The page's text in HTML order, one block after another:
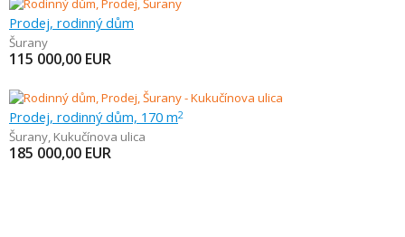
Prodej, rodinný dům
Šurany
115 000,00 EUR
Prodej, rodinný dům, 170 m2
Šurany, Kukučínova ulica
185 000,00 EUR